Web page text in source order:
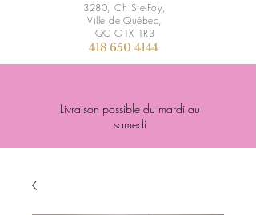
3280, Ch Ste-Foy,
Ville de Québec,
QC G1X 1R3
418 650 4144
Livraison possible du mardi au
samedi